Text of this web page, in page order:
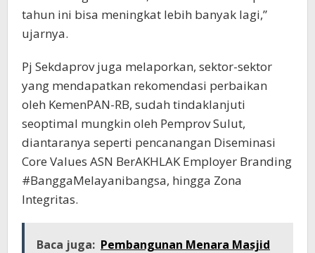
tahun ini bisa meningkat lebih banyak lagi,”
ujarnya.
Pj Sekdaprov juga melaporkan, sektor-sektor
yang mendapatkan rekomendasi perbaikan
oleh KemenPAN-RB, sudah tindaklanjuti
seoptimal mungkin oleh Pemprov Sulut,
diantaranya seperti pencanangan Diseminasi
Core Values ASN BerAKHLAK Employer Branding
#BanggaMelayanibangsa, hingga Zona
Integritas.
Baca juga: Pembangunan Menara Masjid